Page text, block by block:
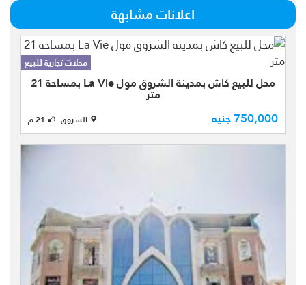
اعلانات مشابهة
محل تجاري للبيع كاش بمدينة الشروق
بالحي التاسع طوب أحمر بمساحة 21 متر
بالطابق الأول يتميز المول بأنه امام الحي
الثامن فيلات و امام الجامعة الفرنسية
محلات تجارية للبيع
محل للبيع كاش بمدينة الشروق مول La Vie بمساحة 21
متر
750,000 جنيه الشروق 21 م